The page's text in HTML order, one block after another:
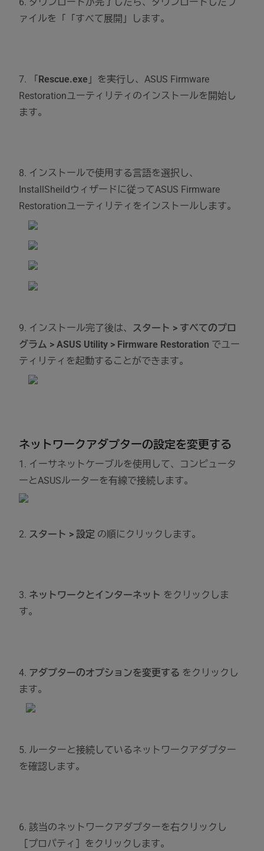
ァイルを「「すべて展開」します。
7. 「Rescue.exe 」を実行し、ASUS Firmware
Restorationユーティリティのインストールを開始し
ます。
8. インストールで使用する言語を選択し、
InstallSheildウィザードに従ってASUS Firmware
Restorationユーティリティをインストールします。
9. インストール完了後は、
スタート > すべてのプロ
グラム > ASUS Utility > Firmware Restoration でユー
ティリティを起動することができます。
ネットワークアダプターの設定を変更する
1. イーサネットケーブルを使用して、コンピュータ
ーとASUSルーターを有線で接続します。
2. スタート > 設定 の順にクリックします。
3. ネットワークとインターネット をクリックしま
す。
4. アダプターのオプションを変更する をクリックし
ます。
5. ルーターと接続しているネットワークアダプター
を確認します。
6. 該当のネットワークアダプターを右クリックし
［プロパティ］をクリックします。